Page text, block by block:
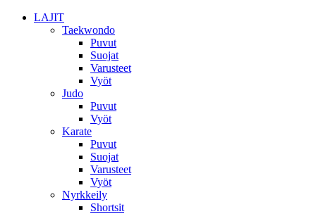
LAJIT
Taekwondo
Puvut
Suojat
Varusteet
Vyöt
Judo
Puvut
Vyöt
Karate
Puvut
Suojat
Varusteet
Vyöt
Nyrkkeily
Shortsit